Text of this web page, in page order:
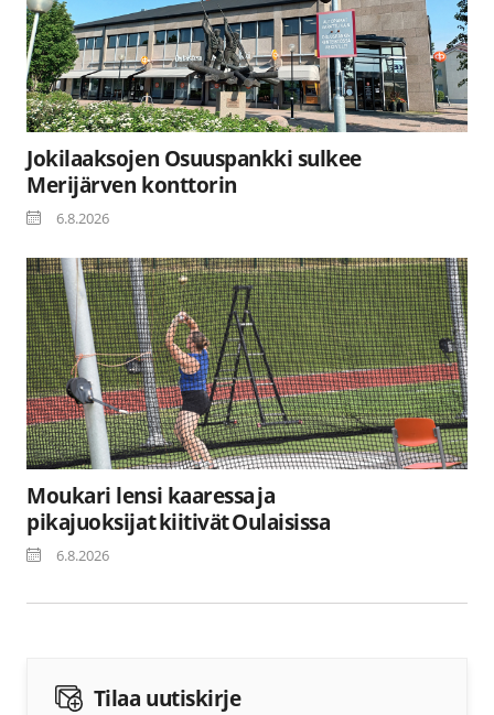
Jokilaaksojen Osuuspankki sulkee
Merijärven konttorin
6.8.2026
Moukari lensi kaaressa ja
pikajuoksijat kiitivät Oulaisissa
6.8.2026
Tilaa uutiskirje